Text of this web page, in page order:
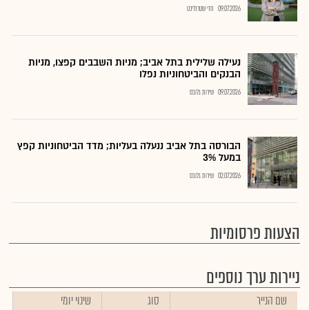
09.07.2026 חזי שטרנליכט
נעילה שלילית בתל אביב; מניות השבבים קפצו, מניות
הבנקים והביטחוניות נפלו
09.07.2026 שירות גלובס
הבורסה בתל אביב ננעלה בעליות; מדד הביטחוניות קפץ
במעל 3%
02.07.2026 שירות גלובס
הצעות פרסומיות
ניירות ערך נוספים
שם הנייר סוג
שינוי יומי